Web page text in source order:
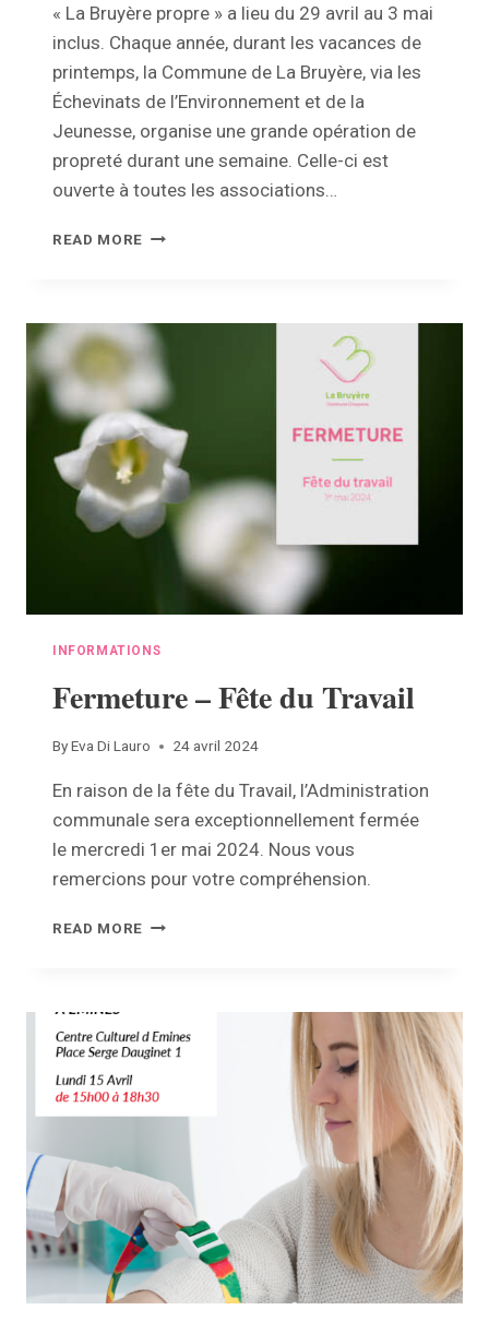
« La Bruyère propre » a lieu du 29 avril au 3 mai
inclus. Chaque année, durant les vacances de
printemps, la Commune de La Bruyère, via les
Échevinats de l’Environnement et de la
Jeunesse, organise une grande opération de
propreté durant une semaine. Celle-ci est
ouverte à toutes les associations…
READ MORE ÉDITION
L’OPÉRATION
LA
BRUYÈRE
PROPRE
»
INFORMATIONS
Fermeture – Fête du Travail
ByEva Di Lauro 24 avril 2024
En raison de la fête du Travail, l’Administration
communale sera exceptionnellement fermée
le mercredi 1er mai 2024. Nous vous
remercions pour votre compréhension.
READ MORE FERMETURE